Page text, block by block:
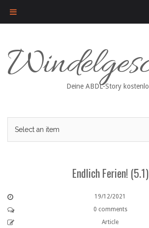
content
Deine ABDL-Story
Endlich Ferien! (5.1)
19/12/2021
0 comments
Article